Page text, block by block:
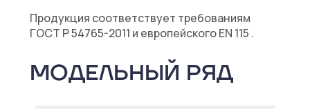
Продукция соответствует требованиям
ГОСТ Р 54765-2011 и европейского EN 115 .
МОДЕЛЬНЫЙ РЯД